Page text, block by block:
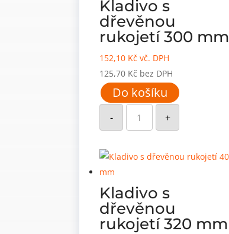
Kladivo s
dřevěnou
rukojetí 300 mm
152,10 Kč vč. DPH
125,70 Kč bez DPH
Do košíku
-
Kladivo
dřevěnou
rukojetí
množství
+
Kladivo s
dřevěnou
rukojetí 320 mm